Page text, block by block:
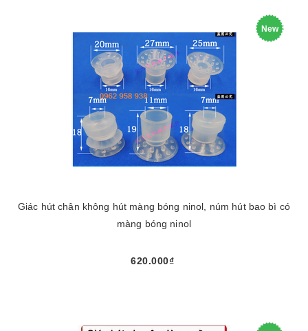
New
Giác hút chân không hút màng bóng ninol, núm hút bao bì có
màng bóng ninol
620.000₫